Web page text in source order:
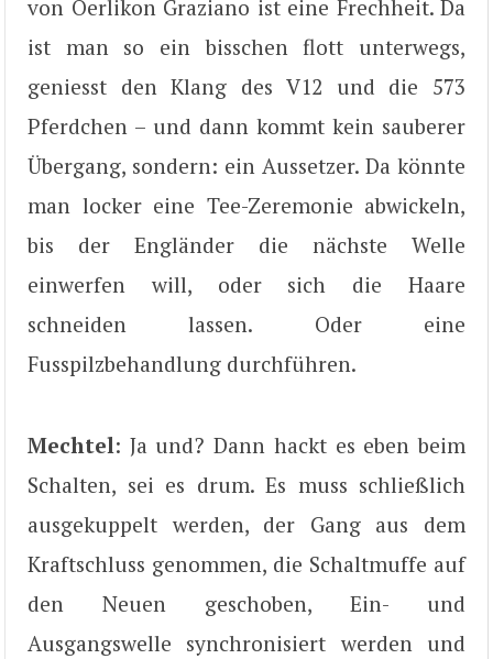
von Oerlikon Graziano ist eine Frechheit. Da
ist man so ein bisschen flott unterwegs,
geniesst den Klang des V12 und die 573
Pferdchen – und dann kommt kein sauberer
Übergang, sondern: ein Aussetzer. Da könnte
man locker eine Tee-Zeremonie abwickeln,
bis der Engländer die nächste Welle
einwerfen will, oder sich die Haare
schneiden lassen. Oder eine
Fusspilzbehandlung durchführen.
Mechtel: Ja und? Dann hackt es eben beim
Schalten, sei es drum. Es muss schließlich
ausgekuppelt werden, der Gang aus dem
Kraftschluss genommen, die Schaltmuffe auf
den Neuen geschoben, Ein- und
Ausgangswelle synchronisiert werden und